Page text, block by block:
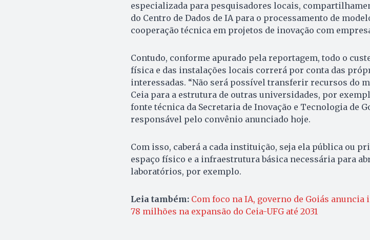
especializada para pesquisadores locais,
do Centro de Dados de IA para o processamento de
cooperação técnica em projetos de inovação com
Contudo, conforme apurado pela reportagem, todo o
física e das instalações locais correrá por conta das
interessadas. “Não será possível transferir recursos do
Ceia para a estrutura de outras universidades, por
fonte técnica da Secretaria de Inovação e Tecnologia de
responsável pelo convênio anunciado hoje.
Com isso, caberá a cada instituição, seja ela pública ou
espaço físico e a infraestrutura básica necessária para
laboratórios, por exemplo.
Leia também: Com foco na IA, governo de Goiás anuncia
78 milhões na expansão do Ceia-UFG até 2031